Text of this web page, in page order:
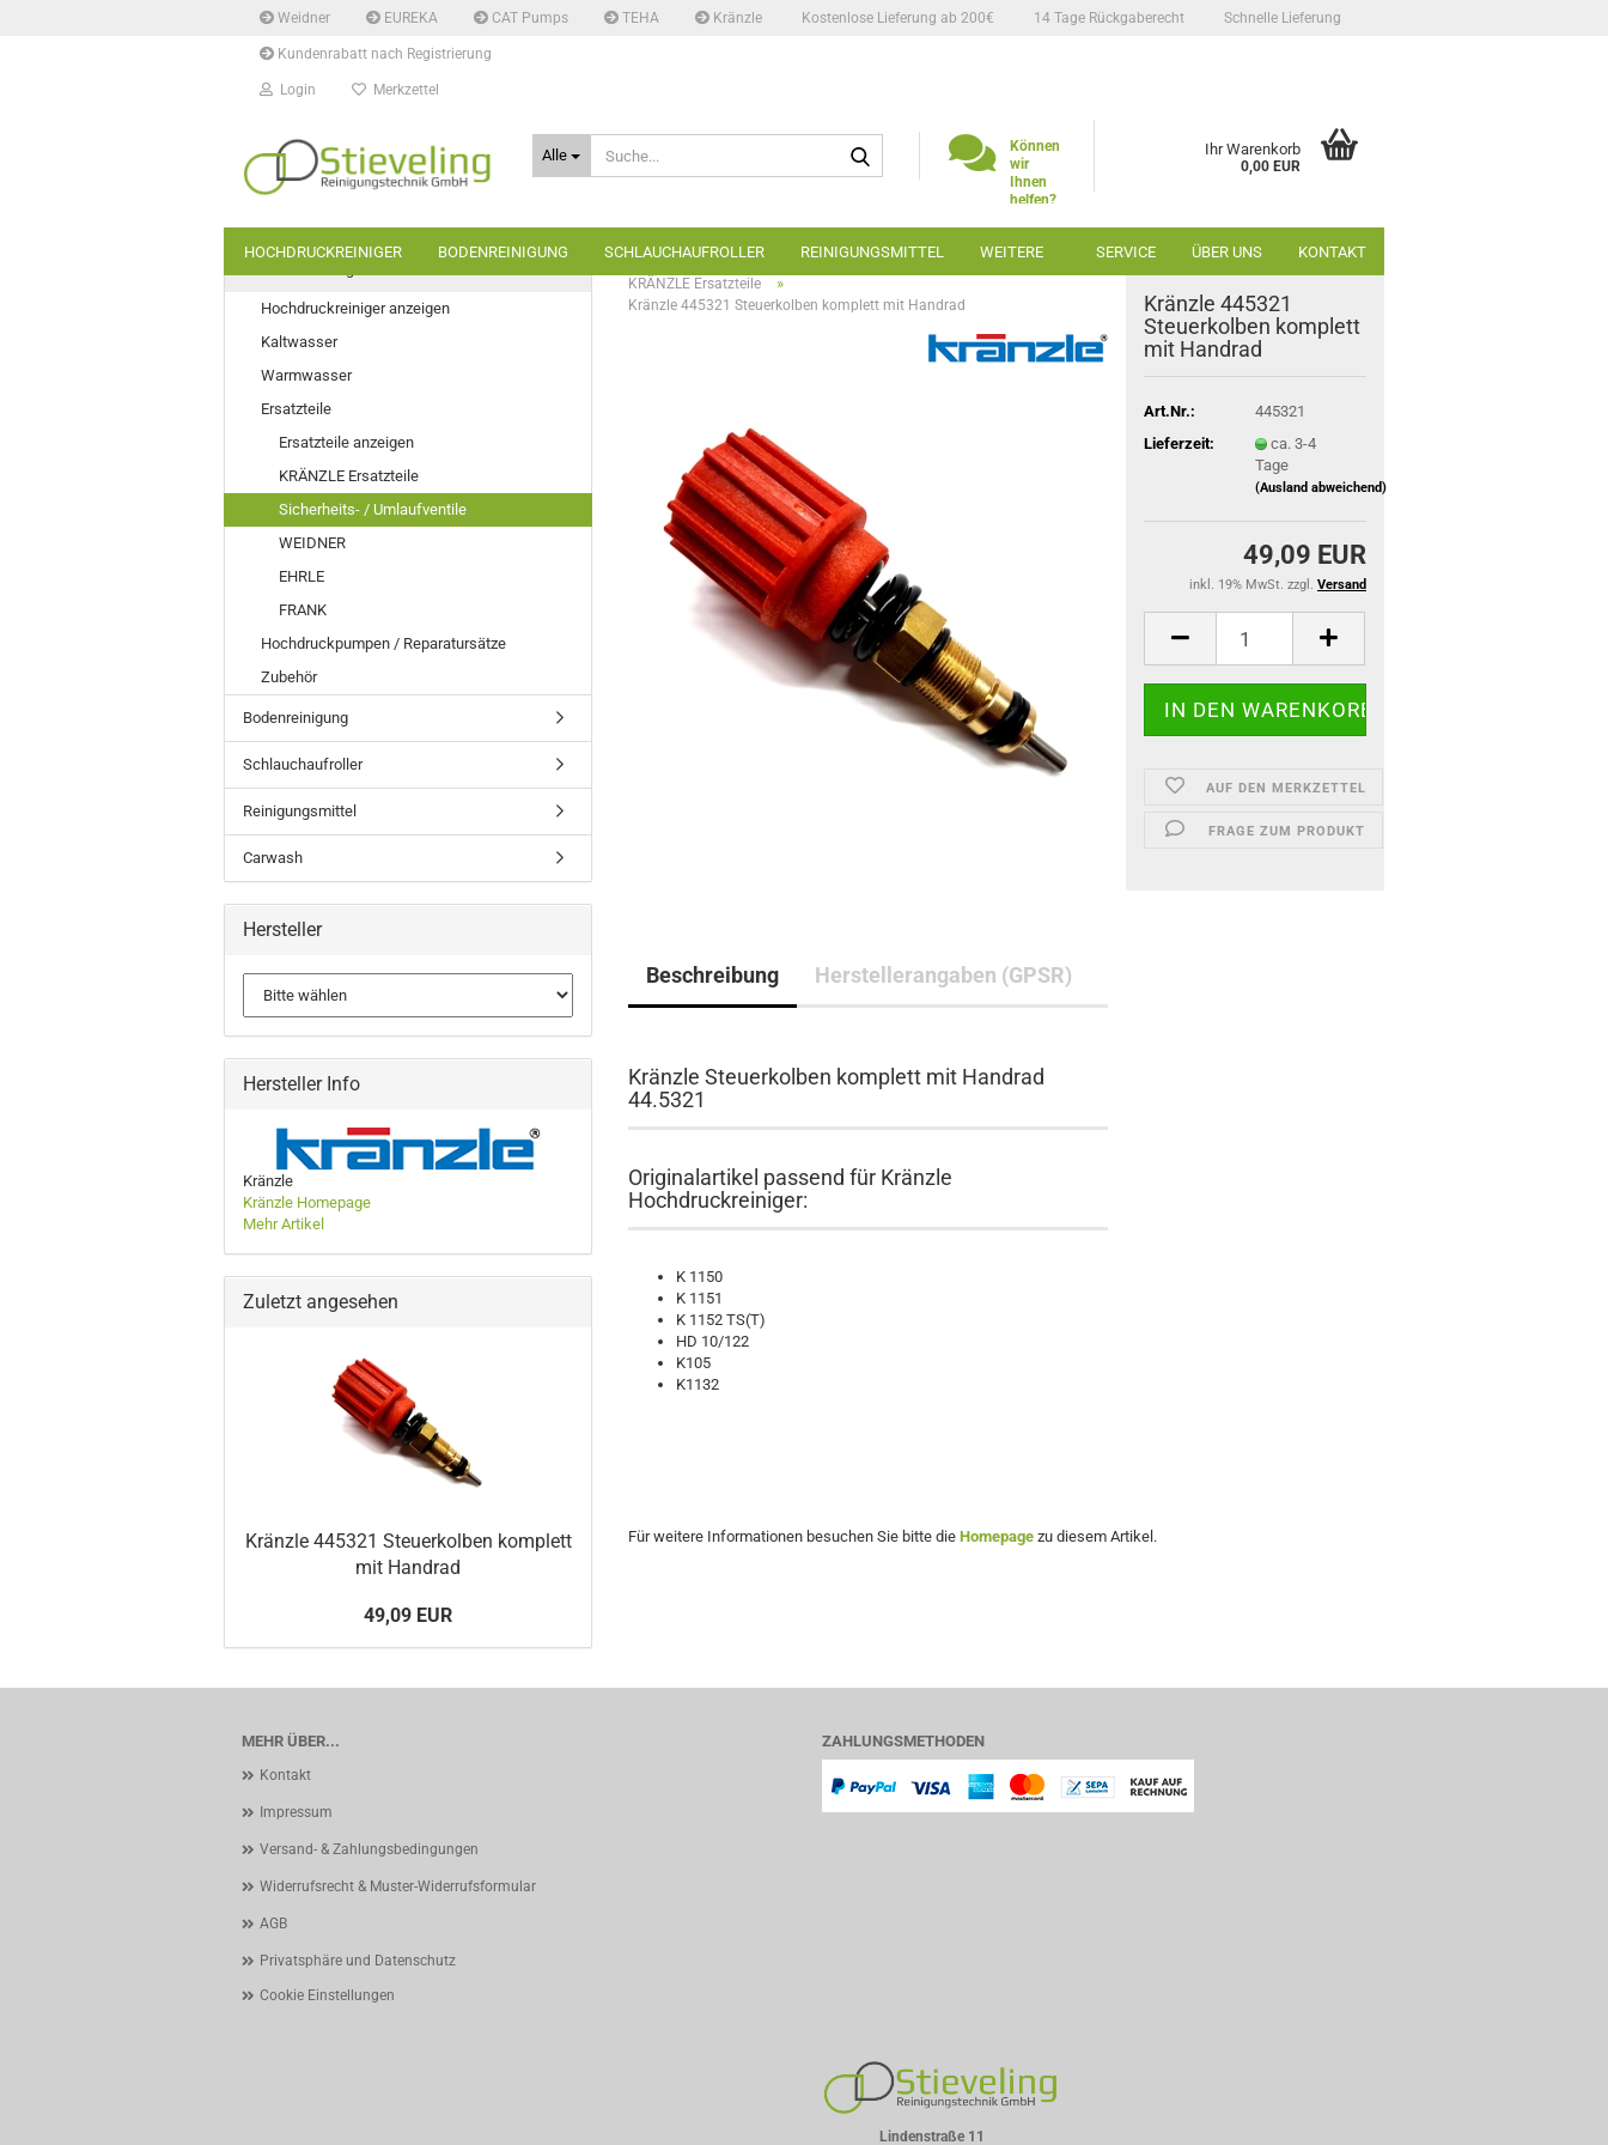
Weidner EUREKA CAT Pumps TEHA Kränzle Kostenlose Lieferung ab 200€ 14 Tage Rückgaberecht Schnelle Lieferung
Kundenrabatt nach Registrierung
Login Merkzettel
Alle
Können
wir
Ihnen
helfen?
6666
Ihr Warenkorb
0,00 EUR
HOCHDRUCKREINIGER BODENREINIGUNG SCHLAUCHAUFROLLER REINIGUNGSMITTEL SERVICE ÜBER UNS KONTAKT
WEITERE
Startseite » Hochdruckreiniger » Ersatzteile
KRÄNZLE Ersatzteile »
Kränzle 445321 Steuerkolben komplett mit Handrad
Kränzle 445321
Steuerkolben komplett
mit Handrad
Art.Nr.:
445321
Lieferzeit:
ca. 3-4
Tage
(Ausland abweichend)
49,09 EUR
inkl. 19% MwSt. zzgl. Versand
AUF DEN MERKZETTEL
FRAGE ZUM PRODUKT
Beschreibung Herstellerangaben (GPSR)
Kränzle Steuerkolben komplett mit Handrad
44.5321
Originalartikel passend für Kränzle
Hochdruckreiniger:
K 1150
K 1151
K 1152 TS(T)
HD 10/122
K105
K1132
Für weitere Informationen besuchen Sie bitte dieHomepage zu diesem Artikel.
Hochdruckreiniger anzeigen
Kaltwasser
Warmwasser
Ersatzteile
Ersatzteile anzeigen
KRÄNZLE Ersatzteile
Sicherheits- / Umlaufventile
WEIDNER
EHRLE
FRANK
Hochdruckpumpen / Reparatursätze
Zubehör
Bodenreinigung
Schlauchaufroller
Reinigungsmittel
Carwash
Hersteller
Hersteller Info
Kränzle
Kränzle Homepage
Mehr Artikel
Zuletzt angesehen
Kränzle 445321 Steuerkolben komplett
mit Handrad
49,09 EUR
MEHR ÜBER...
Kontakt
Impressum
Versand- & Zahlungsbedingungen
Widerrufsrecht & Muster-Widerrufsformular
AGB
Privatsphäre und Datenschutz
Cookie Einstellungen
ZAHLUNGSMETHODEN
Lindenstraße 11